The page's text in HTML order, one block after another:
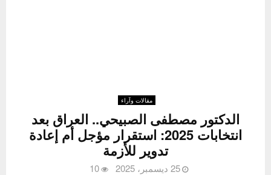
مقالات وآراء
الدكتور مصطفى الصبيحي.. العراق بعد
انتخابات 2025: استقرار مؤجل أم إعادة
تدوير للأزمة
25 ديسمبر، 2025 10